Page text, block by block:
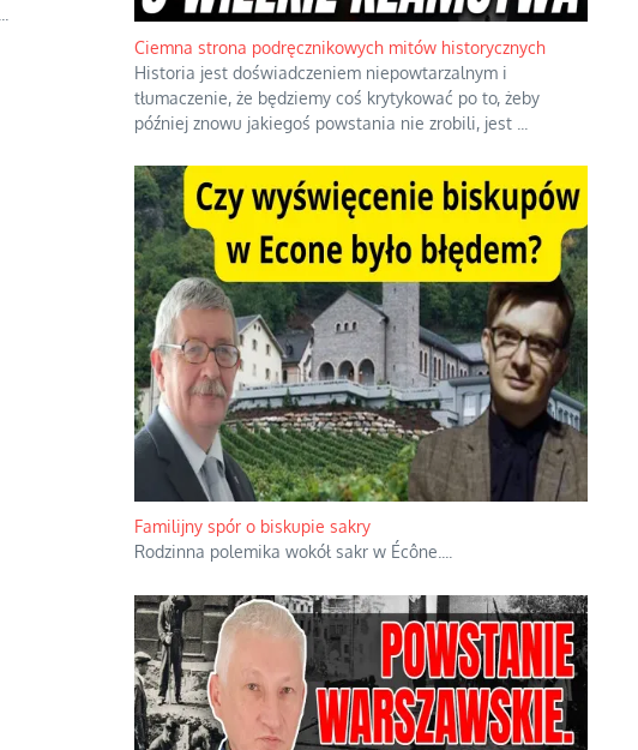
Ciemna strona podręcznikowych mitów historycznych
Historia jest doświadczeniem niepowtarzalnym i
tłumaczenie, że będziemy coś krytykować po to, żeby
później znowu jakiegoś powstania nie zrobili, jest
Familijny spór o biskupie sakry
Rodzinna polemika wokół sakr w Écône.